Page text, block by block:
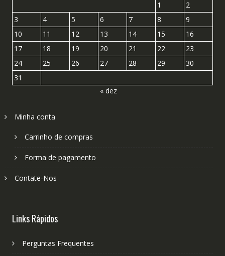
1
2
3
4 5 6 7 8
9
10
11 12 13 14 15
16
17
18 19 20 21 22
23
24
25 26 27 28 29
30
31
« dez
Minha conta
Carrinho de compras
Forma de pagamento
Contate-Nos
Links Rápidos
Perguntas Frequentes